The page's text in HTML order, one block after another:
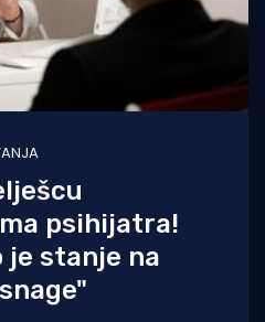
psihijatra!
je stanje na